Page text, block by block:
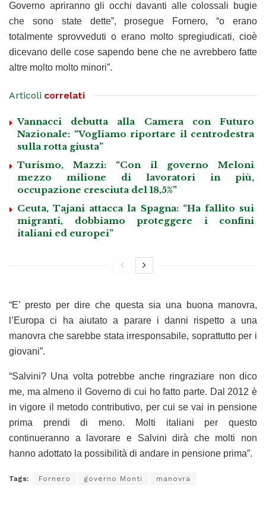
Governo apriranno gli occhi davanti alle colossali bugie
che sono state dette”, prosegue Fornero, “o erano
totalmente sprovveduti o erano molto spregiudicati, cioè
dicevano delle cose sapendo bene che ne avrebbero fatte
altre molto molto minori”.
Articoli correlati
Vannacci debutta alla Camera con Futuro
Nazionale: “Vogliamo riportare il centrodestra
sulla rotta giusta”
Turismo, Mazzi: “Con il governo Meloni
mezzo milione di lavoratori in più,
occupazione cresciuta del 18,5%”
Ceuta, Tajani attacca la Spagna: “Ha fallito sui
migranti, dobbiamo proteggere i confini
italiani ed europei”
“E’ presto per dire che questa sia una buona manovra,
l’Europa ci ha aiutato a parare i danni rispetto a una
manovra che sarebbe stata irresponsabile, soprattutto per i
giovani”.
“Salvini? Una volta potrebbe anche ringraziare non dico
me, ma almeno il Governo di cui ho fatto parte. Dal 2012 è
in vigore il metodo contributivo, per cui se vai in pensione
prima prendi di meno. Molti italiani per questo
continueranno a lavorare e Salvini dirà che molti non
hanno adottato la possibilità di andare in pensione prima”.
Tags: Fornero governo Monti manovra